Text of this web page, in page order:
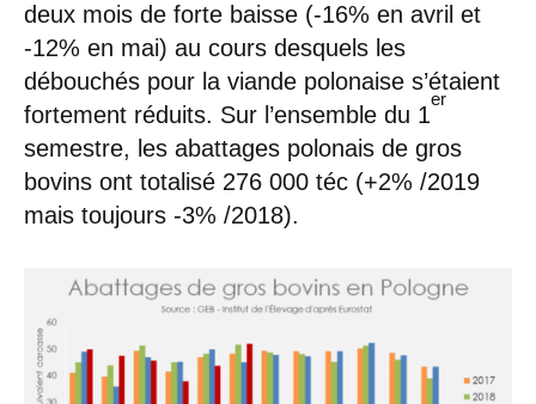
deux mois de forte baisse (-16% en avril et
-12% en mai) au cours desquels les
débouchés pour la viande polonaise s’étaient
fortement réduits. Sur l’ensemble du 1
er
semestre, les abattages polonais de gros
bovins ont totalisé 276 000 téc (+2% /2019
mais toujours -3% /2018).